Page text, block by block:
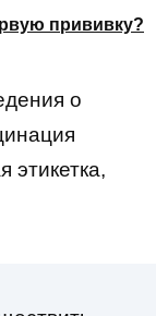
прививку?
о
этикетка,